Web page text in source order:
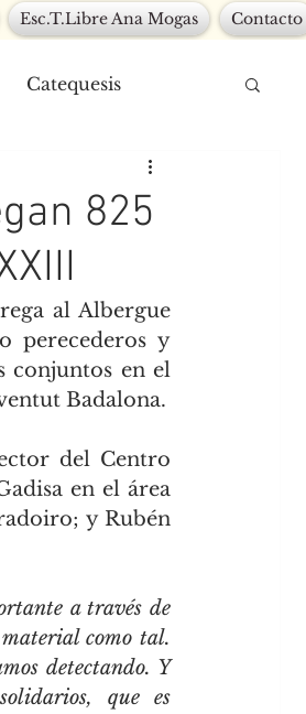
Esc.T.Libre Ana Mogas Contacto
Catequesis
825
al Albergue
perecederos y
conjuntos en el
Badalona.
del Centro
en el área
y Rubén
a través de
como tal.
detectando. Y
que es